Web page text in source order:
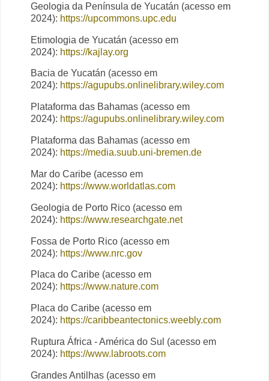
Geologia da Península de Yucatán (acesso em
2024): https://upcommons.upc.edu
Etimologia de Yucatán (acesso em
2024): https://kajlay.org
Bacia de Yucatán (acesso em
2024): https://agupubs.onlinelibrary.wiley.com
Plataforma das Bahamas (acesso em
2024): https://agupubs.onlinelibrary.wiley.com
Plataforma das Bahamas (acesso em
2024): https://media.suub.uni-bremen.de
Mar do Caribe (acesso em
2024): https://www.worldatlas.com
Geologia de Porto Rico (acesso em
2024): https://www.researchgate.net
Fossa de Porto Rico (acesso em
2024): https://www.nrc.gov
Placa do Caribe (acesso em
2024): https://www.nature.com
Placa do Caribe (acesso em
2024): https://caribbeantectonics.weebly.com
Ruptura África - América do Sul (acesso em
2024): https://www.labroots.com
Grandes Antilhas (acesso em